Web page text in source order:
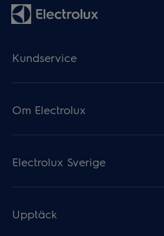
Kundservice
Om Electrolux
Electrolux Sverige
Upptäck